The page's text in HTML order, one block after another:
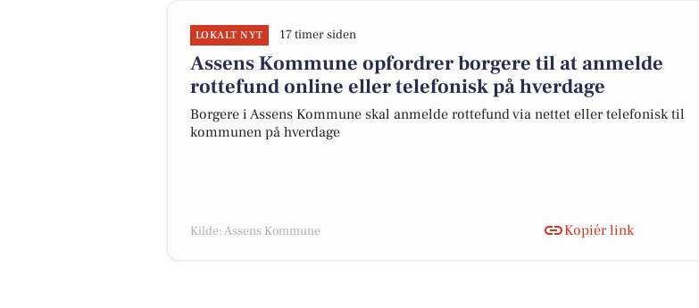
LOKALT NYT 17 timer siden
Assens Kommune opfordrer borgere til at anmelde
rottefund online eller telefonisk på hverdage
Borgere i Assens Kommune skal anmelde rottefund via nettet eller telefonisk til
kommunen på hverdage
Kilde: Assens Kommune Kopiér link